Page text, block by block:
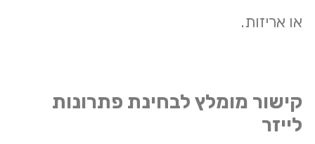
או אריזות.
קישור מומלץ לבחינת פתרונות
לייזר